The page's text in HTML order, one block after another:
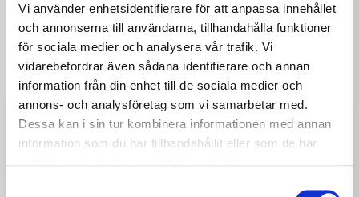
Vi använder enhetsidentifierare för att anpassa innehållet
och annonserna till användarna, tillhandahålla funktioner
för sociala medier och analysera vår trafik. Vi
vidarebefordrar även sådana identifierare och annan
information från din enhet till de sociala medier och
annons- och analysföretag som vi samarbetar med.
Dessa kan i sin tur kombinera informationen med annan
information som du har tillhandahållit eller som de har
Andra läste också...